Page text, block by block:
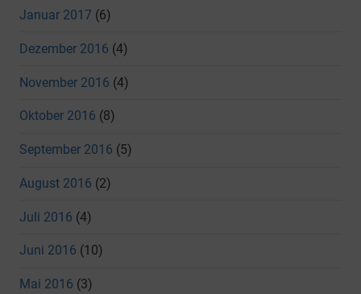
Januar 2017 (6)
Dezember 2016 (4)
November 2016 (4)
Oktober 2016 (8)
September 2016 (5)
August 2016 (2)
Juli 2016 (4)
Juni 2016 (10)
Mai 2016 (3)